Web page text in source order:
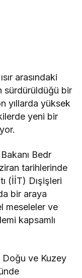
arasındaki
sürdürüldüğü bir
yıllarda yüksek
yeni bir
Bedr
tarihlerinde
(İİT) Dışişleri
bir araya
meseleler ve
kapsamlı
Doğu ve Kuzey